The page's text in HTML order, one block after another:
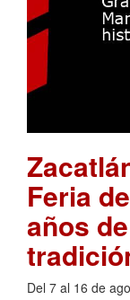
Feria
años
Del 7 al 16 de